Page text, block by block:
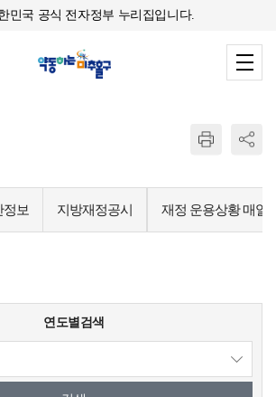
민국 공식 전자정부 누리집입니다.
정보 지방재정공시 재정 운용상황 매일
연도별검색